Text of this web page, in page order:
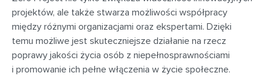
projektów, ale także stwarza możliwości współpracy
między różnymi organizacjami oraz ekspertami. Dzięki
temu możliwe jest skuteczniejsze działanie na rzecz
poprawy jakości życia osób z niepełnosprawnościami
i promowanie ich pełne włączenia w życie społeczne.